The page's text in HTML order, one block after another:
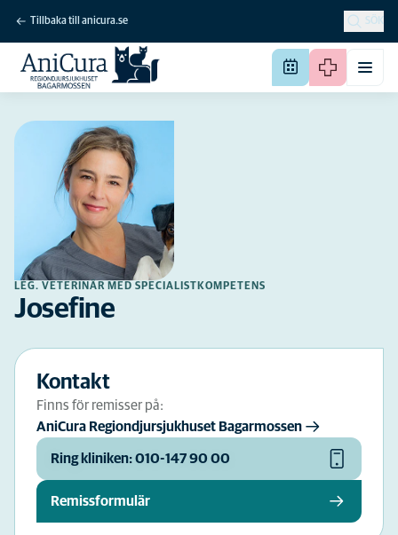
Tillbaka till anicura.se SÖK
LEG. VETERINÄR MED SPECIALISTKOMPETENS
Josefine
Kontakt
Finns för remisser på:
AniCura Regiondjursjukhuset Bagarmossen
Ring kliniken: 010-147 90 00
Remissformulär